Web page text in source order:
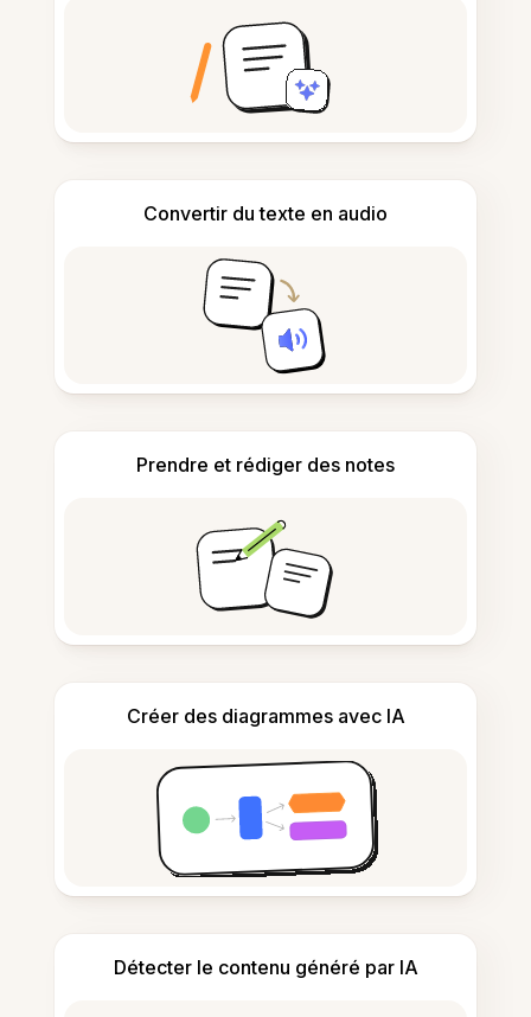
Convertir du texte en audio
Prendre et rédiger des notes
Créer des diagrammes avec IA
Détecter le contenu généré par IA